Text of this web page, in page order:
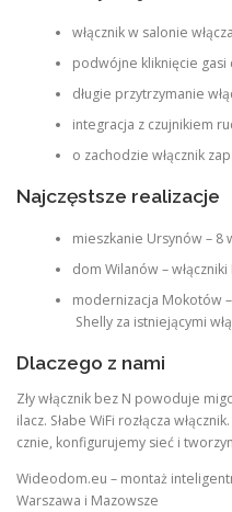
włącznik w salonie
podwójne kliknięcie gasi
długie przytrzymanie
integracja z czujnikiem
o zachodzie włącznik
Najczęstsze realizacje
mieszkanie Ursynów – 8
dom Wilanów –
modernizacja Mokotów –
Shelly za istniejącymi
Dlaczego z nami
Zły włącznik bez N powoduje
ilacz. Słabe WiFi rozłącza
cznie, konfigurujemy sieć i
Wideodom.eu – montaż
Warszawa i Mazowsze